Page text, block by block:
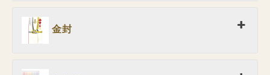
金封